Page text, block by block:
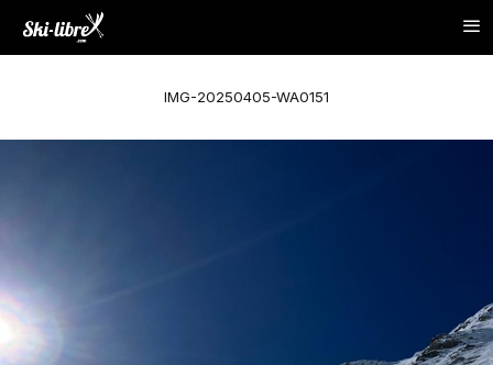
IMG-20250405-WA0151